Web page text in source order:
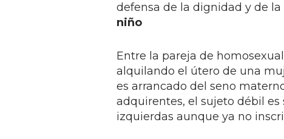
defensa de la dignidad y de
niño
Entre la pareja de
alquilando el útero de una
es arrancado del seno
adquirentes, el sujeto débil
izquierdas aunque ya no